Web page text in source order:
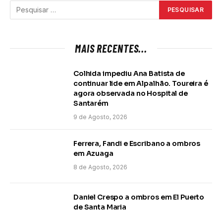
MAIS RECENTES...
Colhida impediu Ana Batista de
continuar lide em Alpalhão. Toureira é
agora observada no Hospital de
Santarém
9 de Agosto, 2026
Ferrera, Fandi e Escribano a ombros
em Azuaga
8 de Agosto, 2026
Daniel Crespo a ombros em El Puerto
de Santa Maria